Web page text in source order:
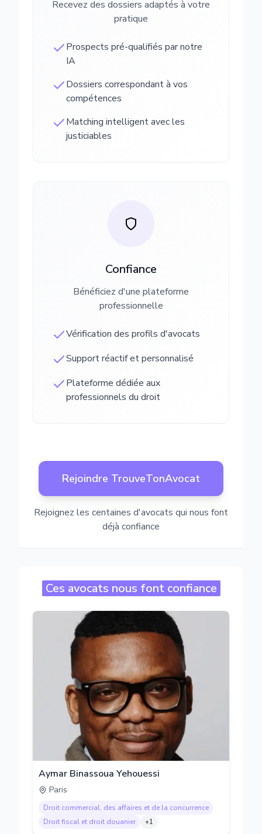
Recevez des dossiers adaptés à votre
pratique
Prospects pré-qualifiés par notre
IA
Dossiers correspondant à vos
compétences
Matching intelligent avec les
justiciables
Confiance
Bénéficiez d'une plateforme
professionnelle
Vérification des profils d'avocats
Support réactif et personnalisé
Plateforme dédiée aux
professionnels du droit
Rejoindre TrouveTonAvocat
Rejoignez les centaines d'avocats qui nous font
déjà confiance
Ces avocats nous font confiance
Aymar Binassoua Yehouessi
Paris
Droit commercial, des affaires et de la concurrence
Droit fiscal et droit douanier
+1